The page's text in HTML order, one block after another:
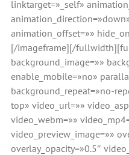
linktarget=»_self»
animation_offset=»»
[/imageframe][/
background_image=»»
enable_mobile=»no»
background_repeat=»no-
top» video_url=»»
video_webm=»»
video_preview_image=»»
overlay_opacity=»0.5″